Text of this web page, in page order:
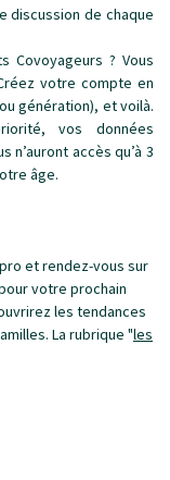
discussion de chaque
Covoyageurs ? Vous
votre compte en
génération), et voilà.
vos données
accès qu’à 3
âge.
et rendez-vous sur
votre prochain
les tendances
La rubrique "les